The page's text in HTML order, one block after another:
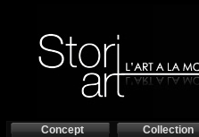
Concept Collection